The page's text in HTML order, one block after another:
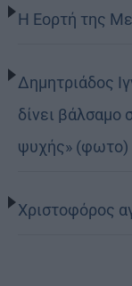
Η Εορτή της
Δημητριάδος
δίνει βάλσαμο
ψυχής» (φωτο)
Χριστοφόρος